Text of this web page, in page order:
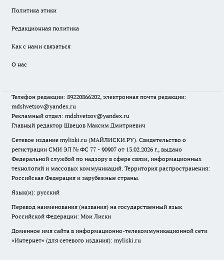
Политика этики
Редакционная политика
Как с нами связаться
О нас
Телефон редакции: 89220866202, электронная почта редакции:
mdshvetsov@yandex.ru
Рекламный отдел: mdshvetsov@yandex.ru
Главный редактор Швецов Максим Дмитриевич
Сетевое издание myliski.ru (МАЙЛИСКИ.РУ). Свидетельство о
регистрации СМИ ЭЛ № ФС 77 - 90907 от 13.02.2026 г., выдано
Федеральной службой по надзору в сфере связи, информационных
технологий и массовых коммуникаций. Территория распространения:
Российская Федерация и зарубежные страны.
Язык(и): русский
Перевод наименования (названия) на государственный язык
Российской Федерации: Мои Лиски
Доменное имя сайта в информационно-телекоммуникационной сети
«Интернет» (для сетевого издания): myliski.ru